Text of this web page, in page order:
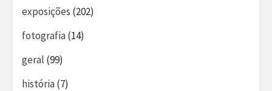
exposições (202)
fotografia(14)
geral (99)
história(7)